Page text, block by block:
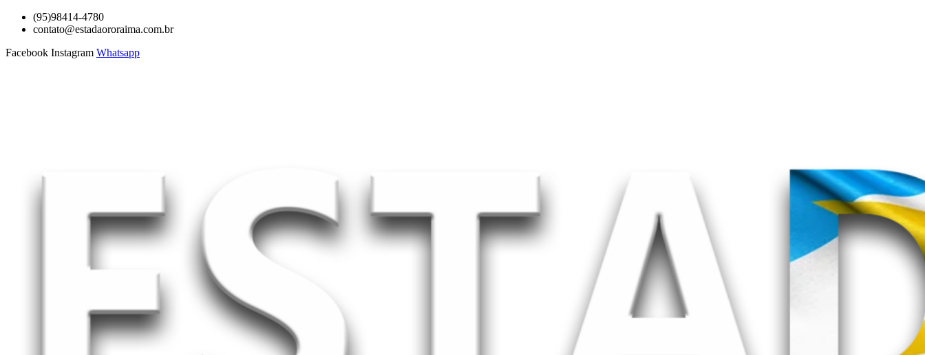
para
conteúdo
(95)98414-4780
contato@estadaororaima.com.br
Facebook Instagram Whatsapp